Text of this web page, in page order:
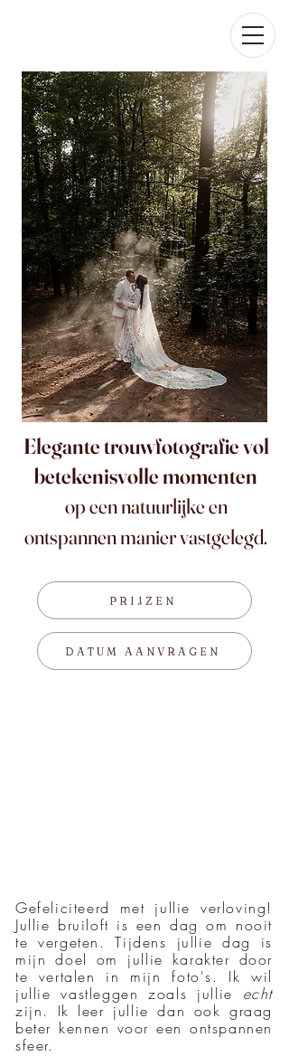
Elegante trouwfotografie vol
betekenisvolle momenten
op een natuurlijke en
ontspannen manier vastgelegd.
PRIJZEN
DATUM AANVRAGEN
Gefeliciteerd met jullie verloving!
Jullie bruiloft is een dag om nooit
te vergeten. Tijdens jullie dag is
mijn doel om jullie karakter door
te vertalen in mijn foto's. Ik wil
jullie vastleggen zoals jullie echt
zijn. Ik leer jullie dan ook graag
beter kennen voor een ontspannen
sfeer.